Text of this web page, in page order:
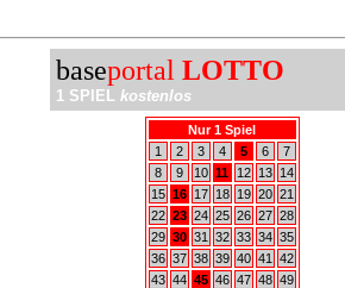
baseportal LOTTO
1 SPIEL kostenlos
Nur 1 Spiel
1
2 3 4 5 6
7
8
9 10 11 12 13
14
15 16 17 18 19 20 21
22 23 24 25 26 27 28
29 30 31 32 33 34 35
36 37 38 39 40 41
42
43 44 45 46 47 48 49